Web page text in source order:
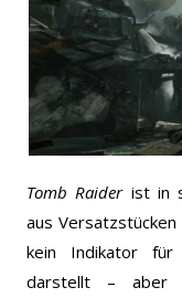
Tomb Raiderist in
aus
kein Indikator für
darstellt – aber